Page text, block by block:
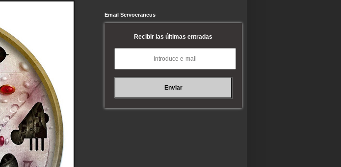
Email Servocraneus
Recibir las últimas entradas